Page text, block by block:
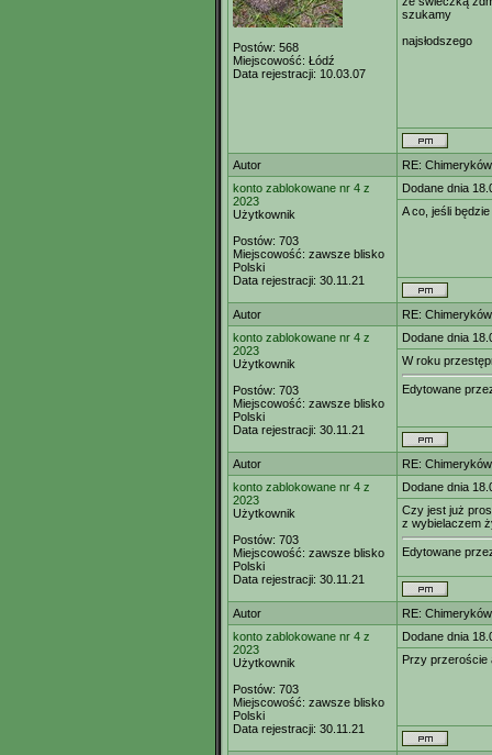
Postów: 568
Miejscowość: Łódź
Data rejestracji: 10.03.07
szukamy
najsłodszego
Autor
RE:
konto zablokowane nr 4 z
2023
Użytkownik
Postów: 703
Miejscowość: zawsze blisko
Polski
Data rejestracji: 30.11.21
Dodane dnia
A co, jeśli
Autor
RE:
konto zablokowane nr 4 z
2023
Użytkownik
Postów: 703
Miejscowość: zawsze blisko
Polski
Data rejestracji: 30.11.21
Dodane dnia
W roku
Edytowane
Autor
RE:
konto zablokowane nr 4 z
2023
Użytkownik
Postów: 703
Miejscowość: zawsze blisko
Polski
Data rejestracji: 30.11.21
Dodane dnia
Czy jest już
z wybielaczem
Edytowane
Autor
RE:
konto zablokowane nr 4 z
2023
Użytkownik
Postów: 703
Miejscowość: zawsze blisko
Polski
Data rejestracji: 30.11.21
Dodane dnia
Przy przeroście